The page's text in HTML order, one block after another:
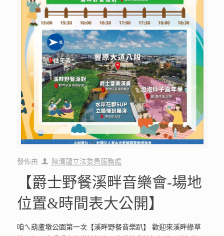
發佈由 陳清龍立法委員服務處
【爵士野餐溪畔音樂會-場地
位置&時間表大公開】
咱ㄟ葫蘆墩公園第一次【溪畔野餐音樂趴】 歡迎來溪畔綠草